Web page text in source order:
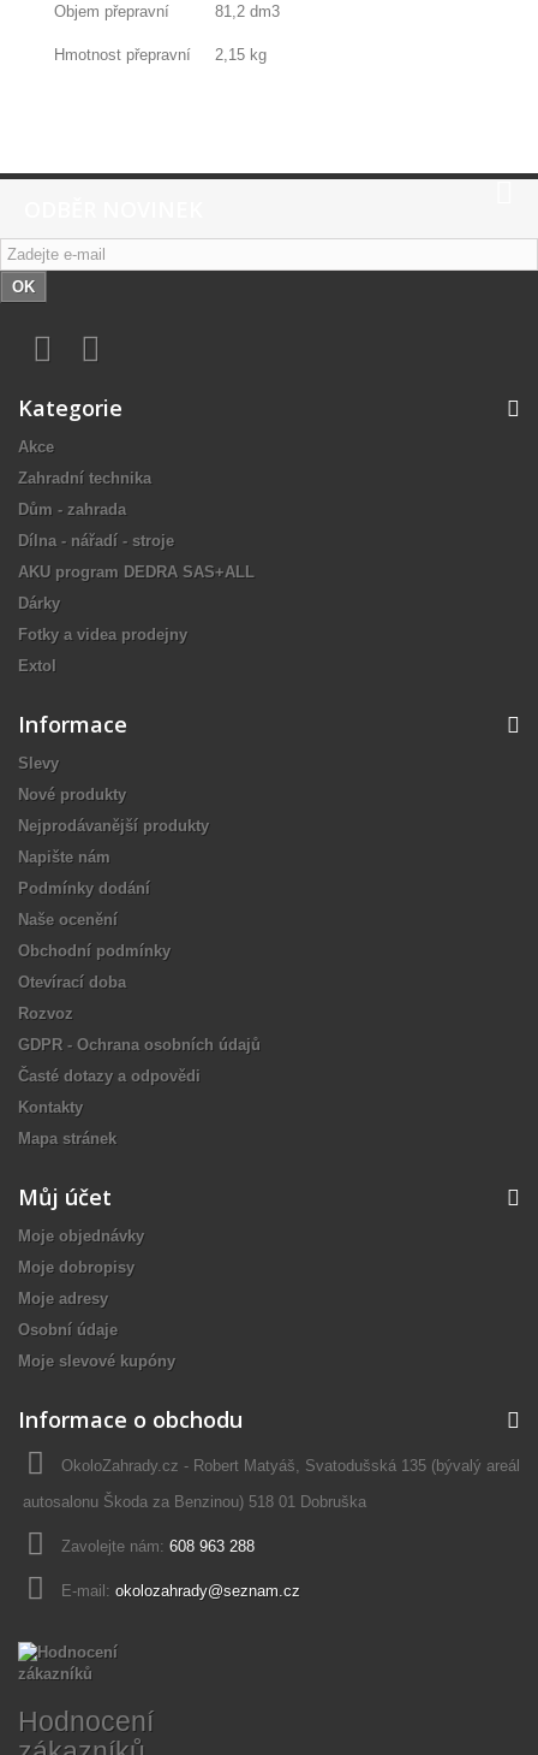
Objem přepravní 81,2 dm3
Hmotnost přepravní 2,15 kg
OK
Kategorie
Akce
Zahradní technika
Dům - zahrada
Dílna - nářadí - stroje
AKU program DEDRA SAS+ALL
Dárky
Fotky a videa prodejny
Extol
Informace
Slevy
Nové produkty
Nejprodávanější produkty
Napište nám
Podmínky dodání
Naše ocenění
Obchodní podmínky
Otevírací doba
Rozvoz
GDPR - Ochrana osobních údajů
Časté dotazy a odpovědi
Kontakty
Mapa stránek
Můj účet
Moje objednávky
Moje dobropisy
Moje adresy
Osobní údaje
Moje slevové kupóny
Informace o obchodu
OkoloZahrady.cz - Robert Matyáš, Svatodušská 135 (bývalý areál
autosalonu Škoda za Benzinou) 518 01 Dobruška
Zavolejte nám: 608 963 288
E-mail: okolozahrady@seznam.cz
Hodnocení